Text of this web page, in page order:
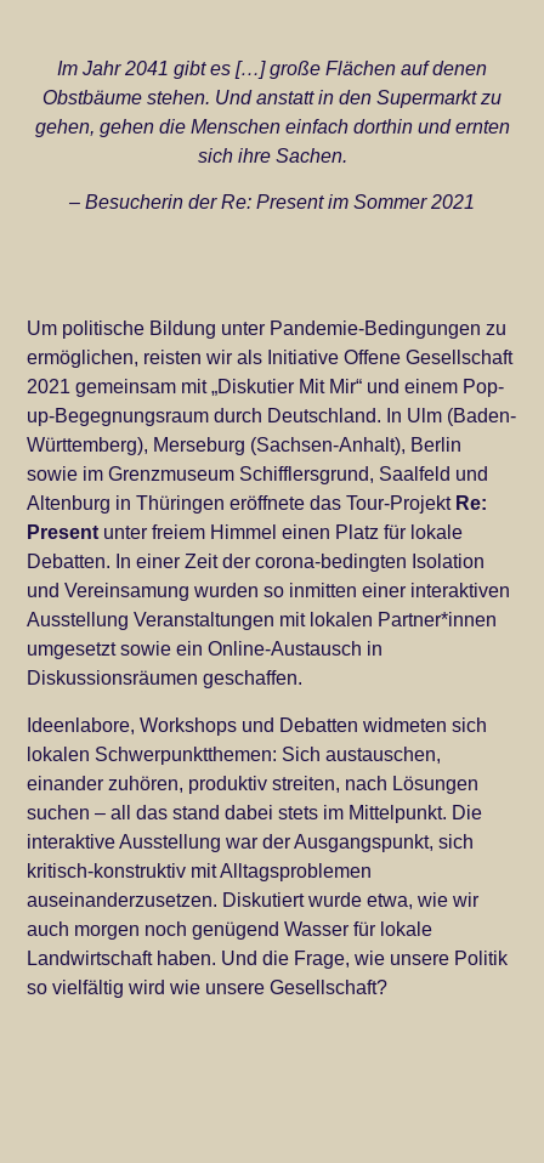
Im Jahr 2041 gibt es […] große Flächen auf denen
Obstbäume stehen. Und anstatt in den Supermarkt zu
gehen, gehen die Menschen einfach dorthin und ernten
sich ihre Sachen.
– Besucherin der Re: Present im Sommer 2021
Um politische Bildung unter Pandemie-Bedingungen zu
ermöglichen, reisten wir als Initiative Offene Gesellschaft
2021 gemeinsam mit „Diskutier Mit Mir“ und einem Pop-
up-Begegnungsraum durch Deutschland. In Ulm (Baden-
Württemberg), Merseburg (Sachsen-Anhalt), Berlin
sowie im Grenzmuseum Schifflersgrund, Saalfeld und
Altenburg in Thüringen eröffnete das Tour-Projekt Re:
Present unter freiem Himmel einen Platz für lokale
Debatten. In einer Zeit der corona-bedingten Isolation
und Vereinsamung wurden so inmitten einer interaktiven
Ausstellung Veranstaltungen mit lokalen Partner*innen
umgesetzt sowie ein Online-Austausch in
Diskussionsräumen geschaffen.
Ideenlabore, Workshops und Debatten widmeten sich
lokalen Schwerpunktthemen: Sich austauschen,
einander zuhören, produktiv streiten, nach Lösungen
suchen – all das stand dabei stets im Mittelpunkt. Die
interaktive Ausstellung war der Ausgangspunkt, sich
kritisch-konstruktiv mit Alltagsproblemen
auseinanderzusetzen. Diskutiert wurde etwa, wie wir
auch morgen noch genügend Wasser für lokale
Landwirtschaft haben. Und die Frage, wie unsere Politik
so vielfältig wird wie unsere Gesellschaft?